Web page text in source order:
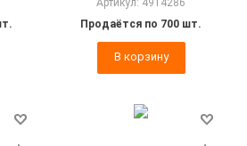
Артикул: 4914286
Продаётся по 700 шт.
В корзину